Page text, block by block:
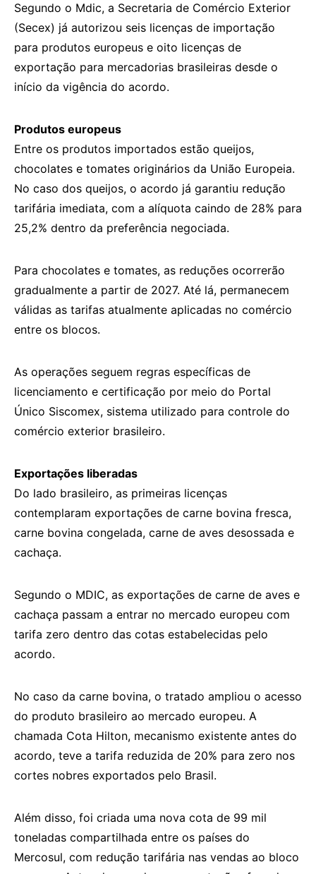
Segundo o Mdic, a Secretaria de Comércio Exterior
(Secex) já autorizou seis licenças de importação
para produtos europeus e oito licenças de
exportação para mercadorias brasileiras desde o
início da vigência do acordo.
Produtos europeus
Entre os produtos importados estão queijos,
chocolates e tomates originários da União Europeia.
No caso dos queijos, o acordo já garantiu redução
tarifária imediata, com a alíquota caindo de 28% para
25,2% dentro da preferência negociada.
Para chocolates e tomates, as reduções ocorrerão
gradualmente a partir de 2027. Até lá, permanecem
válidas as tarifas atualmente aplicadas no comércio
entre os blocos.
As operações seguem regras específicas de
licenciamento e certificação por meio do Portal
Único Siscomex, sistema utilizado para controle do
comércio exterior brasileiro.
Exportações liberadas
Do lado brasileiro, as primeiras licenças
contemplaram exportações de carne bovina fresca,
carne bovina congelada, carne de aves desossada e
cachaça.
Segundo o MDIC, as exportações de carne de aves e
cachaça passam a entrar no mercado europeu com
tarifa zero dentro das cotas estabelecidas pelo
acordo.
No caso da carne bovina, o tratado ampliou o acesso
do produto brasileiro ao mercado europeu. A
chamada Cota Hilton, mecanismo existente antes do
acordo, teve a tarifa reduzida de 20% para zero nos
cortes nobres exportados pelo Brasil.
Além disso, foi criada uma nova cota de 99 mil
toneladas compartilhada entre os países do
Mercosul, com redução tarifária nas vendas ao bloco